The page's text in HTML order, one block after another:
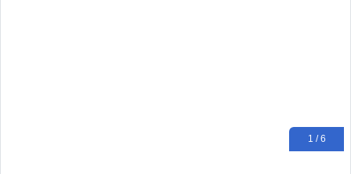
1 / 6